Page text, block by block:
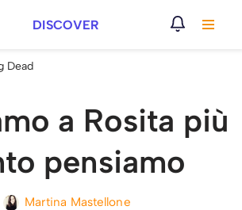
DISCOVER
Dead
a Rosita più
pensiamo
Martina Mastellone